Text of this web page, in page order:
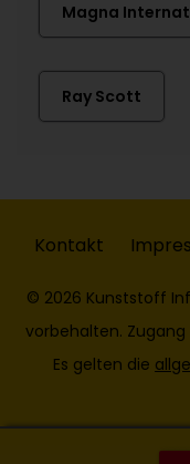
Magna
Ray Scott
Kontakt
© 2026 Kunststoff
vorbehalten.
Es gelten die